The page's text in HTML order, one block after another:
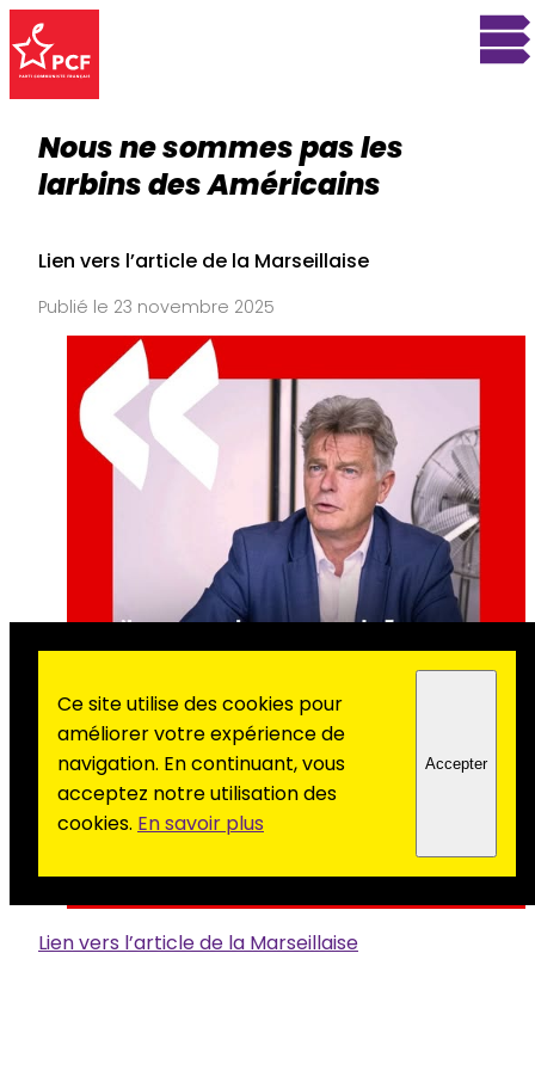
Nous ne sommes pas les
larbins des Américains
Lien vers l’article de la Marseillaise
Publié le 23 novembre 2025
Lien vers l’article de la Marseillaise
Ce site utilise des cookies pour
améliorer votre expérience de
navigation. En continuant, vous
acceptez notre utilisation des
cookies. En savoir plus
Accepter